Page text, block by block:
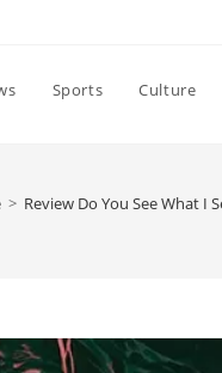
Sports Culture
> Review Do You See What I